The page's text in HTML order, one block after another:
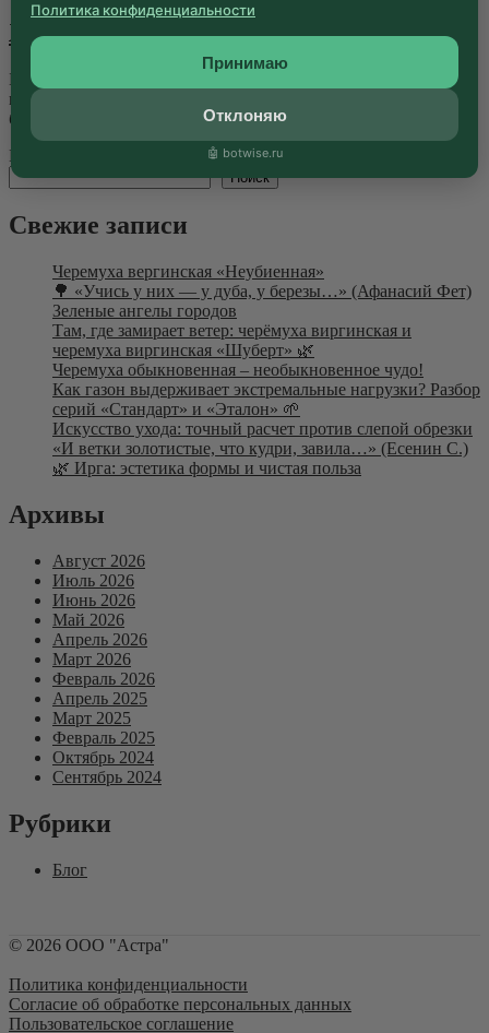
Живая вода как наука!
Без правильного полива у дерева нет шансов на красивую
и долгую жизнь. В питомнике «Сады Бэллы» водный
баланс — это точная...
Далее
Поиск
Поиск
Свежие записи
Черемуха вергинская «Неубиенная»
🌳 «Учись у них — у дуба, у березы…» (Афанасий Фет)
Зеленые ангелы городов
Там, где замирает ветер: черёмуха виргинская и
черемуха виргинская «Шуберт» 🌿
Черемуха обыкновенная – необыкновенное чудо!
Как газон выдерживает экстремальные нагрузки? Разбор
серий «Стандарт» и «Эталон» 🌱
Искусство ухода: точный расчет против слепой обрезки
«И ветки золотистые, что кудри, завила…» (Есенин С.)
🌿 Ирга: эстетика формы и чистая польза
Архивы
Август 2026
Июль 2026
Июнь 2026
Май 2026
Апрель 2026
Март 2026
Февраль 2026
Апрель 2025
Март 2025
Февраль 2025
Октябрь 2024
Сентябрь 2024
Рубрики
Блог
© 2026 ООО "Астра"
Политика конфиденциальности
Согласие об обработке персональных данных
Пользовательское соглашение
Политика конфиденциальности
Принимаю
Отклоняю
🤖 botwise.ru